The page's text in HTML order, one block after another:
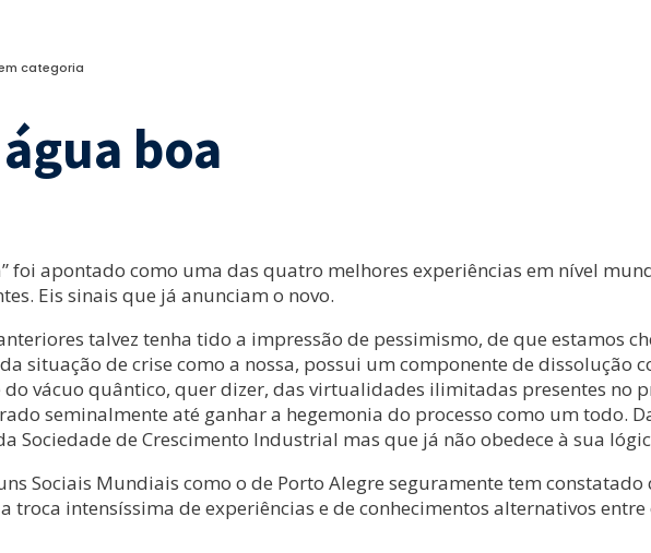
categoria
boa
foi apontado como uma das quatro melhores experiências em nível
Eis sinais que já anunciam o novo.
talvez tenha tido a impressão de pessimismo, de que estamos
situação de crise como a nossa, possui um componente de dissolução
vácuo quântico, quer dizer, das virtualidades ilimitadas presentes no
seminalmente até ganhar a hegemonia do processo como um todo.
Sociedade de Crescimento Industrial mas que já não obedece à sua
Sociais Mundiais como o de Porto Alegre seguramente tem
troca intensíssima de experiências e de conhecimentos alternativos